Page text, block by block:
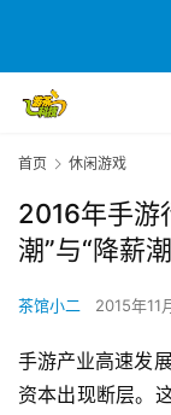
首页 休闲游戏
2016年手游
潮”与“降薪
茶馆小二 2015年11
手游产业高速发
资本出现断层。